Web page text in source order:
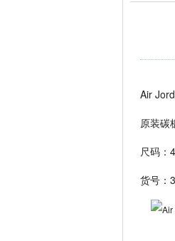
Air
原装碳
尺码：
货号：